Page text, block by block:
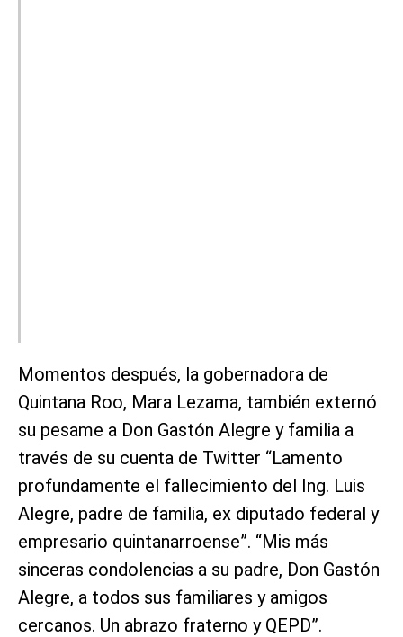
Momentos después, la gobernadora de
Quintana Roo, Mara Lezama, también externó
su pesame a Don Gastón Alegre y familia a
través de su cuenta de Twitter “Lamento
profundamente el fallecimiento del Ing. Luis
Alegre, padre de familia, ex diputado federal y
empresario quintanarroense”. “Mis más
sinceras condolencias a su padre, Don Gastón
Alegre, a todos sus familiares y amigos
cercanos. Un abrazo fraterno y QEPD”.